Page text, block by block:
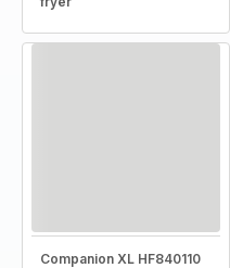
Companion XL HF840110